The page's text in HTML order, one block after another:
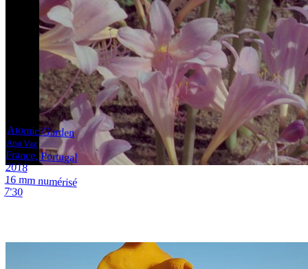
Atomic Garden
Ana Vaz
France, Portugal
2018
16 mm numérisé
7'30